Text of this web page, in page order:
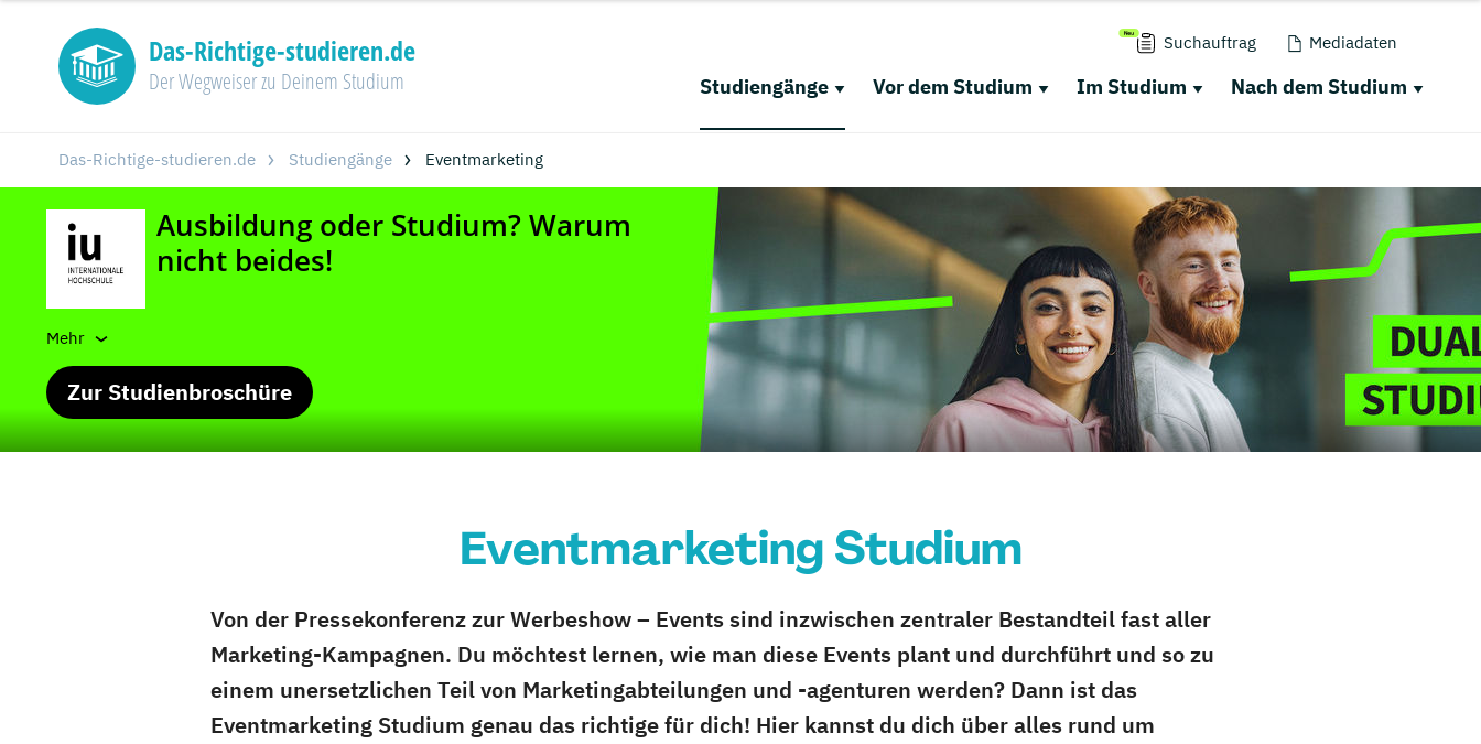
Das-Richtige-studieren.de
Der Wegweiser zu Deinem Studium
Suchauftrag Mediadaten
Studiengänge Vor dem Studium Im Studium Nach dem Studium
Das-Richtige-studieren.de Studiengänge Eventmarketing
Mehr
Zur Studienbroschüre
Eventmarketing Studium
Von der Pressekonferenz zur Werbeshow – Events sind inzwischen zentraler Bestandteil fast aller
Marketing-Kampagnen. Du möchtest lernen, wie man diese Events plant und durchführt und so zu
einem unersetzlichen Teil von Marketingabteilungen und -agenturen werden? Dann ist das
Eventmarketing Studium genau das richtige für dich! Hier kannst du dich über alles rund um